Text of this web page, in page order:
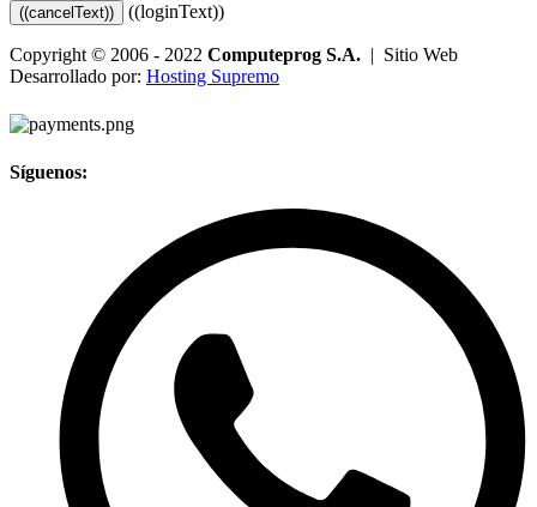
((cancelText)) ((loginText))
Copyright © 2006 - 2022 Computeprog S.A. | Sitio Web
Desarrollado por: Hosting Supremo
Síguenos: